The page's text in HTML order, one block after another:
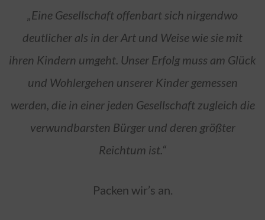
„Eine Gesellschaft offenbart sich nirgendwo
deutlicher als in der Art und Weise wie sie mit
ihren Kindern umgeht. Unser Erfolg muss am Glück
und Wohlergehen unserer Kinder gemessen
werden, die in einer jeden Gesellschaft zugleich die
verwundbarsten Bürger und deren größter
Reichtum ist.“
Packen wir’s an.